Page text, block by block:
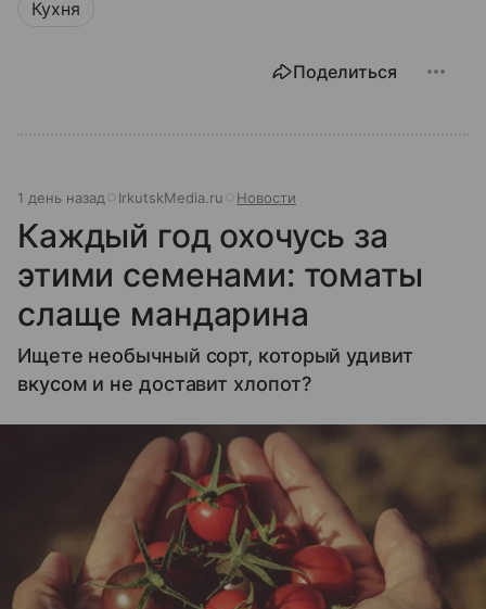
Кухня
Поделиться
1 день назад IrkutskMedia.ru Новости
Каждый год охочусь за
этими семенами: томаты
слаще мандарина
Ищете необычный сорт, который удивит
вкусом и не доставит хлопот?